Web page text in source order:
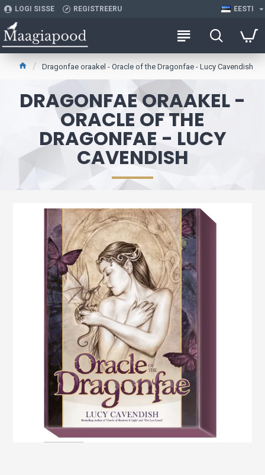
LOGI SISSE REGISTREERU EESTI
Dragonfae oraakel - Oracle of the Dragonfae - Lucy Cavendish
DRAGONFAE ORAAKEL -
ORACLE OF THE
DRAGONFAE - LUCY
CAVENDISH